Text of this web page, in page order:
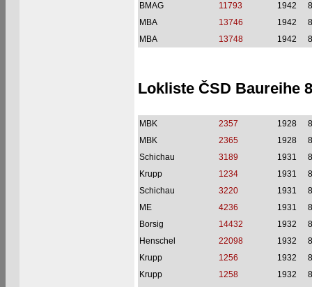
BMAG
11793 1942
MBA
13746 1942
MBA
13748 1942
Lokliste ČSD Baureihe
MBK 2357 1928
MBK
2365 1928
Schichau
3189 1931
Krupp
1234 1931
Schichau
3220 1931
ME
4236 1931
Borsig
14432 1932
Henschel
22098 1932
Krupp
1256 1932
Krupp
1258 1932